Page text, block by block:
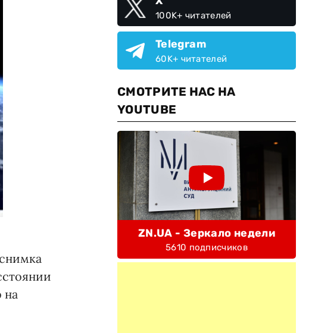
на
100K+ читателей
Telegram
60K+ читателей
СМОТРИТЕ НАС НА
YOUTUBE
ZN.UA - Зеркало недели
5610 подписчиков